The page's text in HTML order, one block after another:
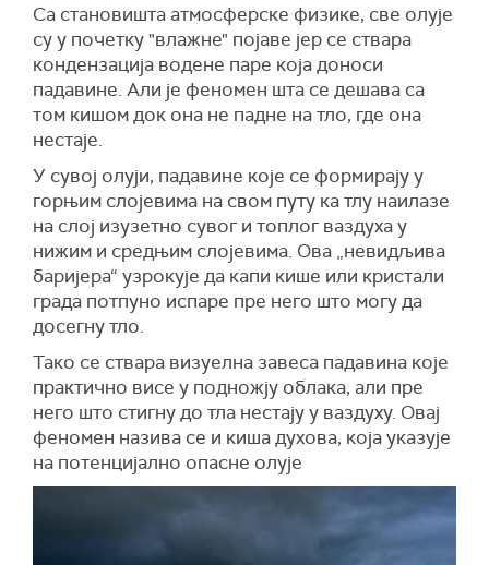
Са становишта атмосферске физике, све олује
су у почетку "влажне" појаве јер се ствара
кондензација водене паре која доноси
падавине. Али је феномен шта се дешава са
том кишом док она не падне на тло, где она
нестаје.
У сувој олуји, падавине које се формирају у
горњим слојевима на свом путу ка тлу наилазе
на слој изузетно сувог и топлог ваздуха у
нижим и средњим слојевима. Ова „невидљива
баријера“ узрокује да капи кише или кристали
града потпуно испаре пре него што могу да
досегну тло.
Тако се ствара визуелна завеса падавина које
практично висе у подножју облака, али пре
него што стигну до тла нестају у ваздуху. Овај
феномен назива се и киша духова, која указује
на потенцијално опасне олује